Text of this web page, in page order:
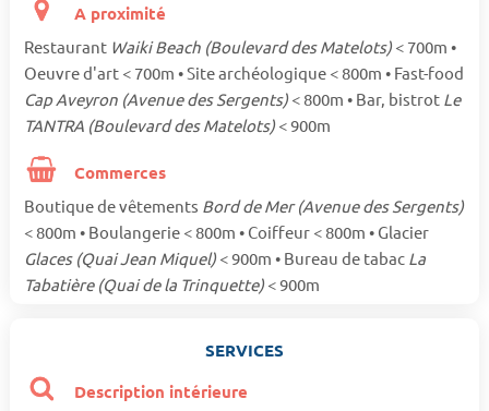
A proximité
Restaurant Waiki Beach (Boulevard des Matelots) < 700m •
Oeuvre d'art < 700m • Site archéologique < 800m • Fast-food
Cap Aveyron (Avenue des Sergents) < 800m • Bar, bistrot Le
TANTRA (Boulevard des Matelots) < 900m
Commerces
Boutique de vêtements Bord de Mer (Avenue des Sergents)
< 800m • Boulangerie < 800m • Coiffeur < 800m • Glacier
Glaces (Quai Jean Miquel) < 900m • Bureau de tabac La
Tabatière (Quai de la Trinquette) < 900m
SERVICES
Description intérieure